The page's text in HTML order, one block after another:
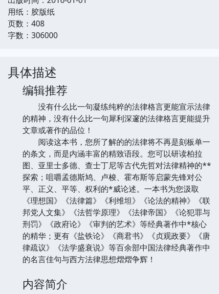
用纸：胶版纸
页数：408
字数：306000
具体描述
编辑推荐
没有什么比一句凝练纯粹的法律格言更能宣示法律
的精神，没有什么比一句犀利深邃的法律格言更能提升
文章或著作的品位！
阅读这本书，您所了解的的法律将不再是刻板单一
的条文，而是内涵丰富的精致语段。您可以研读柏拉
图、亚里士多德、查士丁尼等古代先哲对法律精神的**
探索；咀嚼孟德斯鸠、卢梭、霍布斯等启蒙先锋对公
平、正义、平等、权利的*威论述。一本书为您汲取
《理想国》《法律篇》《利维坦》《论法的精神》《联
邦党人文集》《法哲学原理》《法律帝国》《论犯罪与
刑罚》《政府论》《审判的艺术》等经典著作中*核心
的精华；更有《盐铁论》《商君书》《贞观政要》《唐
律疏议》《法学盛衰说》等百余部中国法律经典著作中
的名言佳句与西方法律思想熠熠争辉！
内容简介